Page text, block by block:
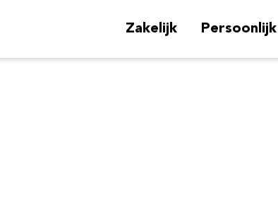
Zakelijk Persoonlijk